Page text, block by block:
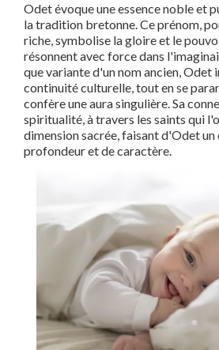
Odet évoque une essence noble et
la tradition bretonne. Ce prénom,
riche, symbolise la gloire et le
résonnent avec force dans
que variante d'un nom ancien, Odet
continuité culturelle, tout en se
confère une aura singulière. Sa
spiritualité, à travers les saints qui
dimension sacrée, faisant d'Odet
profondeur et de caractère.